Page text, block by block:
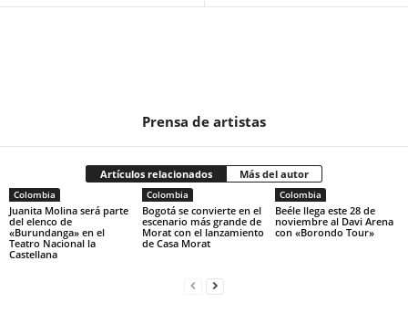
Prensa de artistas
Artículos relacionados Más del autor
Colombia
Juanita Molina será parte
del elenco de
«Burundanga» en el
Teatro Nacional la
Castellana
Colombia
Bogotá se convierte en el
escenario más grande de
Morat con el lanzamiento
de Casa Morat
Colombia
Beéle llega este 28 de
noviembre al Davi Arena
con «Borondo Tour»